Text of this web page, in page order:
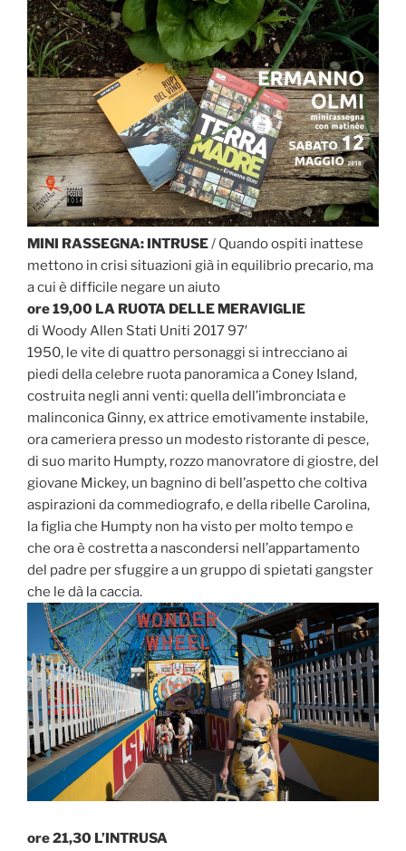
MINI RASSEGNA: INTRUSE/ Quando ospiti inattese
mettono in crisi situazioni già in equilibrio precario, ma
a cui è difficile negare un aiuto
ore 19,00 LA RUOTA DELLE MERAVIGLIE
di Woody Allen Stati Uniti 2017 97′
1950, le vite di quattro personaggi si intrecciano ai
piedi della celebre ruota panoramica a Coney Island,
costruita negli anni venti: quella dell’imbronciata e
malinconica Ginny, ex attrice emotivamente instabile,
ora cameriera presso un modesto ristorante di pesce,
di suo marito Humpty, rozzo manovratore di giostre, del
giovane Mickey, un bagnino di bell’aspetto che coltiva
aspirazioni da commediografo, e della ribelle Carolina,
la figlia che Humpty non ha visto per molto tempo e
che ora è costretta a nascondersi nell’appartamento
del padre per sfuggire a un gruppo di spietati gangster
che le dà la caccia.
ore 21,30 L’INTRUSA